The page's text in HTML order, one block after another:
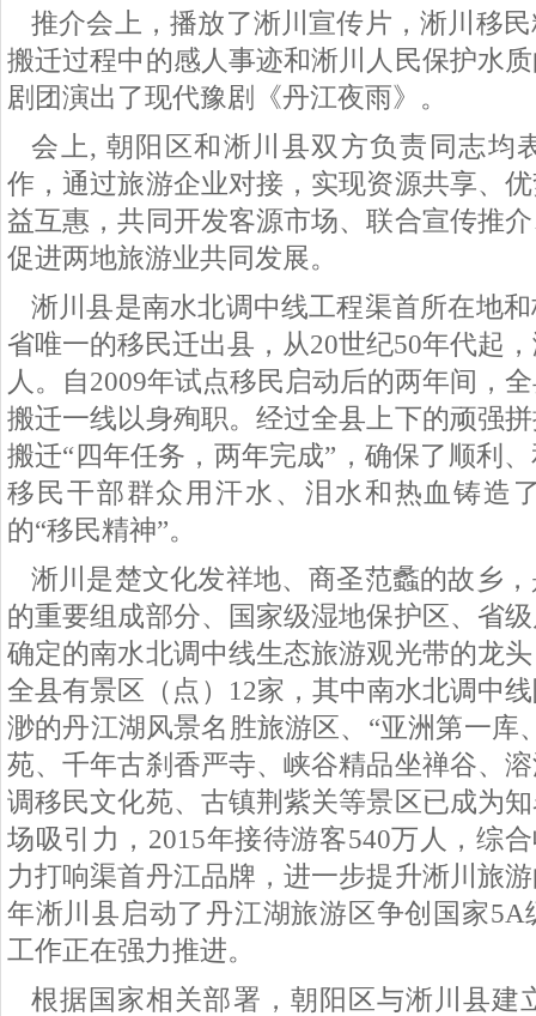
推介会上，播放了淅川宣传片，淅川移
搬迁过程中的感人事迹和淅川人民保护水
剧团演出了现代豫剧《丹江夜雨》。
会上, 朝阳区和淅川县双方负责同志均
作，通过旅游企业对接，实现资源共享、
益互惠，共同开发客源市场、联合宣传推
促进两地旅游业共同发展。
淅川县是南水北调中线工程渠首所在地
省唯一的移民迁出县，从20世纪50年代起
人。自2009年试点移民启动后的两年间，
搬迁一线以身殉职。经过全县上下的顽强
搬迁“四年任务，两年完成”，确保了顺利
移民干部群众用汗水、泪水和热血铸造
的“移民精神”。
淅川是楚文化发祥地、商圣范蠡的故乡
的重要组成部分、国家级湿地保护区、省
确定的南水北调中线生态旅游观光带的龙
全县有景区（点）12家，其中南水北调中
渺的丹江湖风景名胜旅游区、“亚洲第一库
苑、千年古刹香严寺、峡谷精品坐禅谷、
调移民文化苑、古镇荆紫关等景区已成为
场吸引力，2015年接待游客540万人，综
力打响渠首丹江品牌，进一步提升淅川旅
年淅川县启动了丹江湖旅游区争创国家
工作正在强力推进。
根据国家相关部署，朝阳区与淅川县建